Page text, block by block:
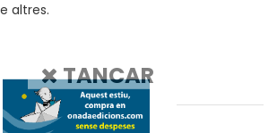
altres.
resultats
TANCAR